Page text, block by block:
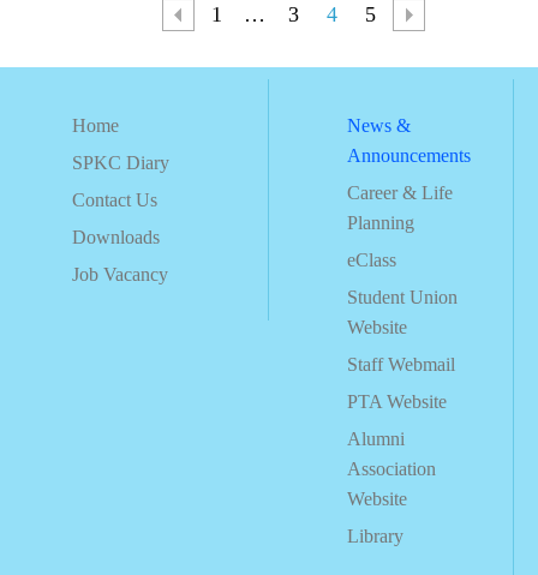
1 … 3 4 5
Home
SPKC Diary
Contact Us
Downloads
Job Vacancy
News &
Announcements
Career & Life
Planning
eClass
Student Union
Website
Staff Webmail
PTA Website
Alumni
Association
Website
Library